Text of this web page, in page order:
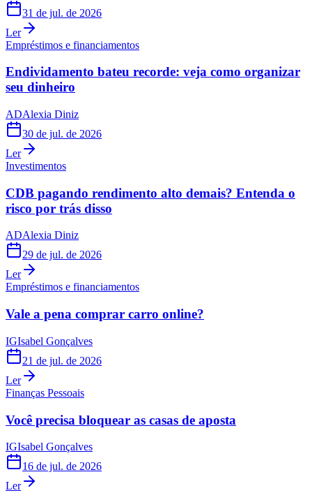
31 de jul. de 2026
Ler
Empréstimos e financiamentos
Endividamento bateu recorde: veja como organizar
seu dinheiro
ADAlexia Diniz
30 de jul. de 2026
Ler
Investimentos
CDB pagando rendimento alto demais? Entenda o
risco por trás disso
ADAlexia Diniz
29 de jul. de 2026
Ler
Empréstimos e financiamentos
Vale a pena comprar carro online?
IGIsabel Gonçalves
21 de jul. de 2026
Ler
Finanças Pessoais
Você precisa bloquear as casas de aposta
IGIsabel Gonçalves
16 de jul. de 2026
Ler